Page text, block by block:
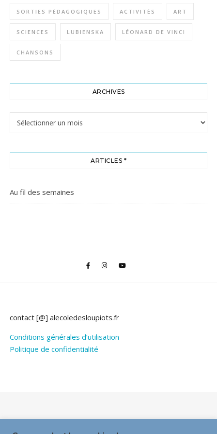
SORTIES PÉDAGOGIQUES ACTIVITÉS ART
SCIENCES LUBIENSKA LÉONARD DE VINCI
CHANSONS
ARCHIVES
ARTICLES *
Au fil des semaines
contact [@] alecoledesloupiots.fr
Conditions générales d’utilisation
Politique de confidentialité